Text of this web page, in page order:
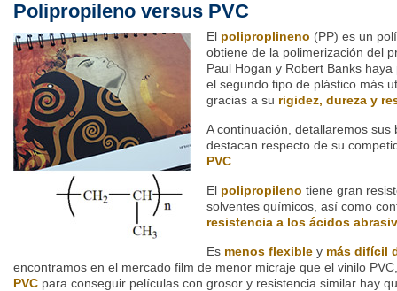
Polipropileno versus PVC
El poliproplineno (PP) es un
obtiene de la polimerización del
Paul Hogan y Robert Banks
el segundo tipo de plástico más
gracias a su rigidez, dureza y
A continuación, detallaremos
destacan respecto de su
PVC.
El polipropileno tiene gran
solventes químicos, así como
resistencia a los ácidos
Es menos flexibley más difícil
encontramos en el mercado film de menor micraje que el vinilo
PVC para conseguir películas con grosor y resistencia similar hay